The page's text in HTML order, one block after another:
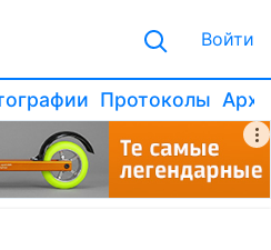
Войти
Протоколы